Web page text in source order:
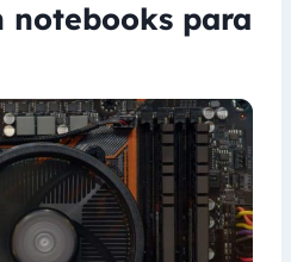
notebooks para